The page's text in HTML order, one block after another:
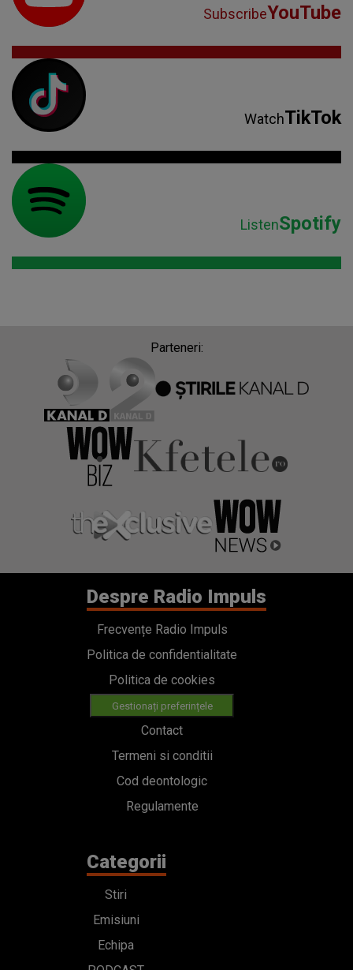
SubscribeYouTube
WatchTikTok
ListenSpotify
Parteneri:
Despre Radio Impuls
Frecvențe Radio Impuls
Politica de confidentialitate
Politica de cookies
Gestionați preferințele
Contact
Termeni si conditii
Cod deontologic
Regulamente
Categorii
Stiri
Emisiuni
Echipa